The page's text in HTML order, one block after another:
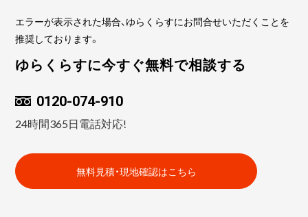
エラーが表示された場合、ゆらくらすにお問合せいただくことを
推奨しております。
ゆらくらすに今すぐ無料で相談する
0120-074-910
24時間365日電話対応!
無料見積・現地確認はこちら